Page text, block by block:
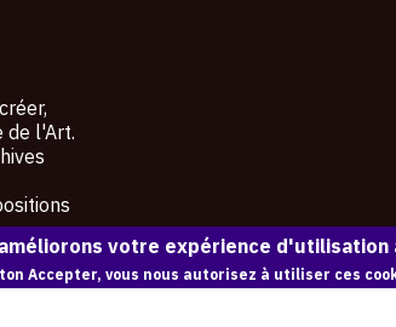
de l'Art.
votre expérience d'utilisation
Accepter, vous nous autorisez à utiliser ces